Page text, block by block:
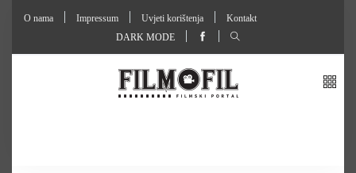
O nama Impressum Uvjeti korištenja
Kontakt
DARK MODE